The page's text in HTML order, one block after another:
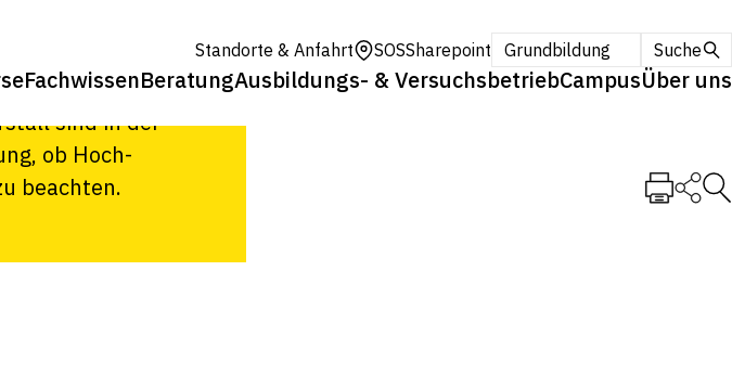
Standorte & Anfahrt SOSSharepoint Grundbildung Suche
FachwissenBeratungAusbildungs- & VersuchsbetriebCampusÜber uns
ausruhen, die
sind in der
ob Hoch-
beachten.